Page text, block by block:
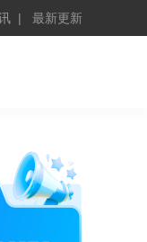
最新更新